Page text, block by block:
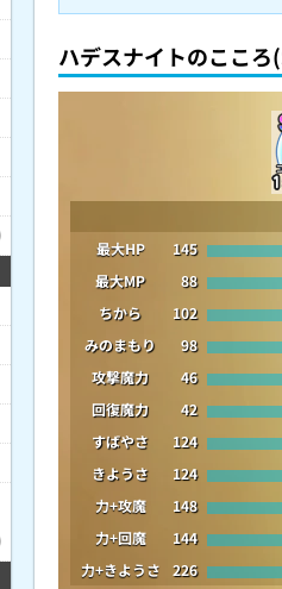
ハデスナイトのこころ
最大HP
145
最大MP
88
ちから
102
みのまもり
98
攻撃魔力
46
回復魔力
42
すばやさ
124
きようさ
124
力+攻魔
148
力+回魔
144
力+きようさ
226